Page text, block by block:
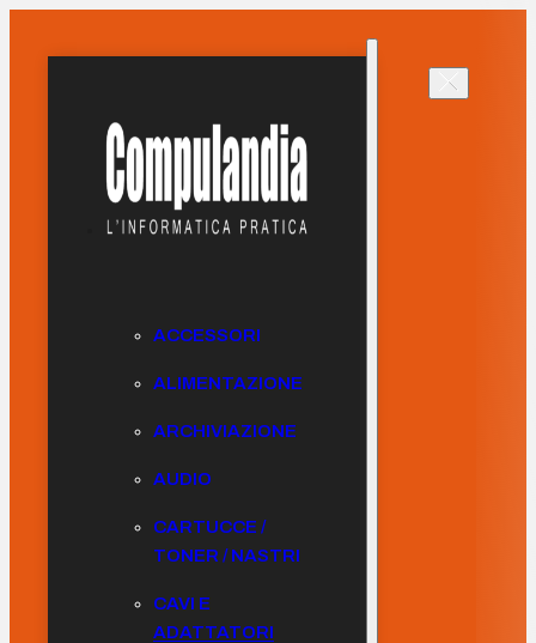
ACCESSORI
ALIMENTAZIONE
ARCHIVIAZIONE
AUDIO
CARTUCCE /
TONER / NASTRI
CAVI E
ADATTATORI